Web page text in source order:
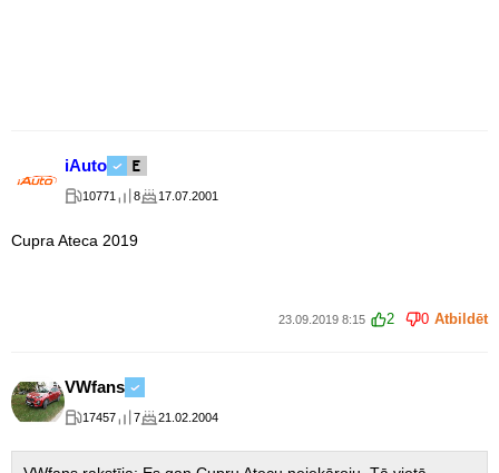
iAuto
10771 8 17.07.2001
Cupra Ateca 2019
23.09.2019 8:15 2 0 Atbildēt
VWfans
17457 7 21.02.2004